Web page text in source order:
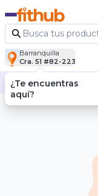
Barranquilla
Cra. 51 #82-223
Descubre nuestras
¿Te encuentras
aquí?